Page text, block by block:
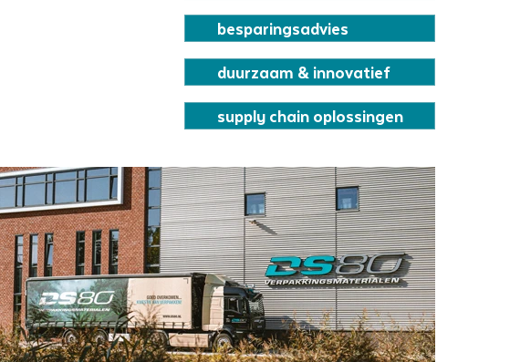
besparingsadvies
duurzaam & innovatief
supply chain oplossingen